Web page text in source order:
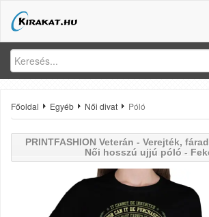
Főoldal Egyéb Női divat Póló
PRINTFASHION Veterán - Verejték,
Női hosszú ujjú póló -